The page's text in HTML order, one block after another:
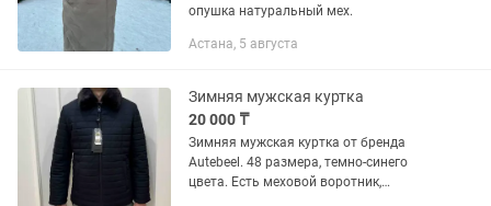
опушка натуральный мех.
Астана, 5 августа
Зимняя мужская куртка
20 000 ₸
Зимняя мужская куртка от бренда
Autebeel. 48 размера, темно-синего
цвета. Есть меховой воротник,